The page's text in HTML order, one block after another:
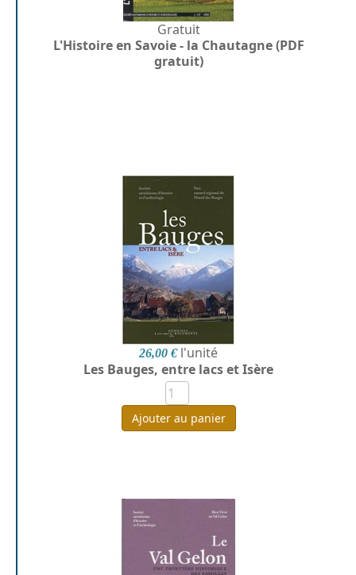
Gratuit
L'Histoire en Savoie - la Chautagne (PDF
gratuit)
26,00 € l'unité
Les Bauges, entre lacs et Isère
Ajouter au panier